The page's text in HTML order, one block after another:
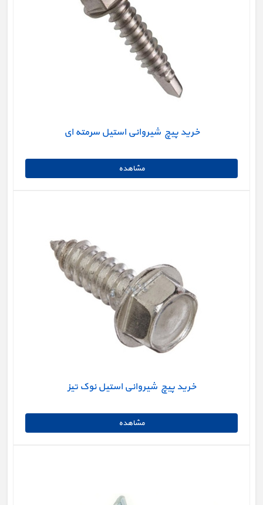
خرید پیچ شیروانی استیل سرمته ای
خرید پیچ شیروانی استیل نوک تیز